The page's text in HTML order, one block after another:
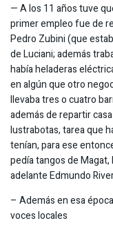
— A los 11 años tuve
primer empleo fue de
Pedro Zubini (que
de Luciani; además
había heladeras
en algún que otro
llevaba tres o cuatro
además de repartir
lustrabotas, tarea que
tenían, para ese
pedía tangos de Magat,
adelante Edmundo
– Además en esa
voces locales